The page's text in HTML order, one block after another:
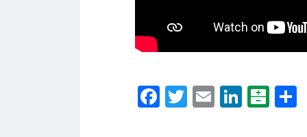
Facebook
Twitter
Email